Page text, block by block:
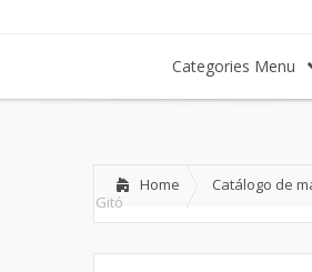
Categories Menu
Home
Catálogo de
Gitó